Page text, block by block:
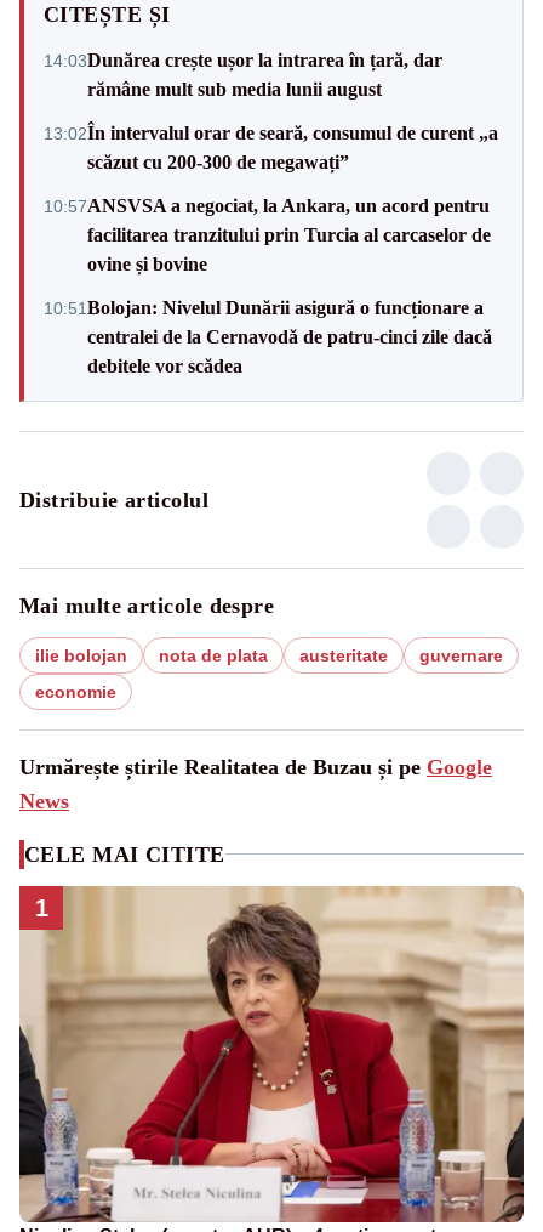
CITEȘTE ȘI
14:03Dunărea crește ușor la intrarea în țară, dar
rămâne mult sub media lunii august
13:02În intervalul orar de seară, consumul de curent „a
scăzut cu 200-300 de megawați”
10:57ANSVSA a negociat, la Ankara, un acord pentru
facilitarea tranzitului prin Turcia al carcaselor de
ovine și bovine
10:51Bolojan: Nivelul Dunării asigură o funcționare a
centralei de la Cernavodă de patru-cinci zile dacă
debitele vor scădea
Distribuie articolul
Mai multe articole despre
ilie bolojan nota de plata austeritate
guvernare
economie
Urmărește știrile Realitatea de Buzau și pe Google
News
CELE MAI CITITE
1